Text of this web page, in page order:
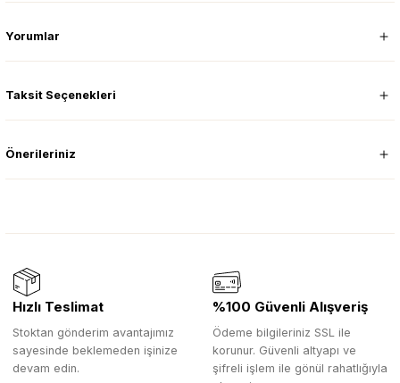
Yorumlar
Taksit Seçenekleri
Önerileriniz
Hızlı Teslimat
Stoktan gönderim avantajımız
sayesinde beklemeden işinize
devam edin.
%100 Güvenli Alışveriş
Ödeme bilgileriniz SSL ile
korunur. Güvenli altyapı ve
şifreli işlem ile gönül rahatlığıyla